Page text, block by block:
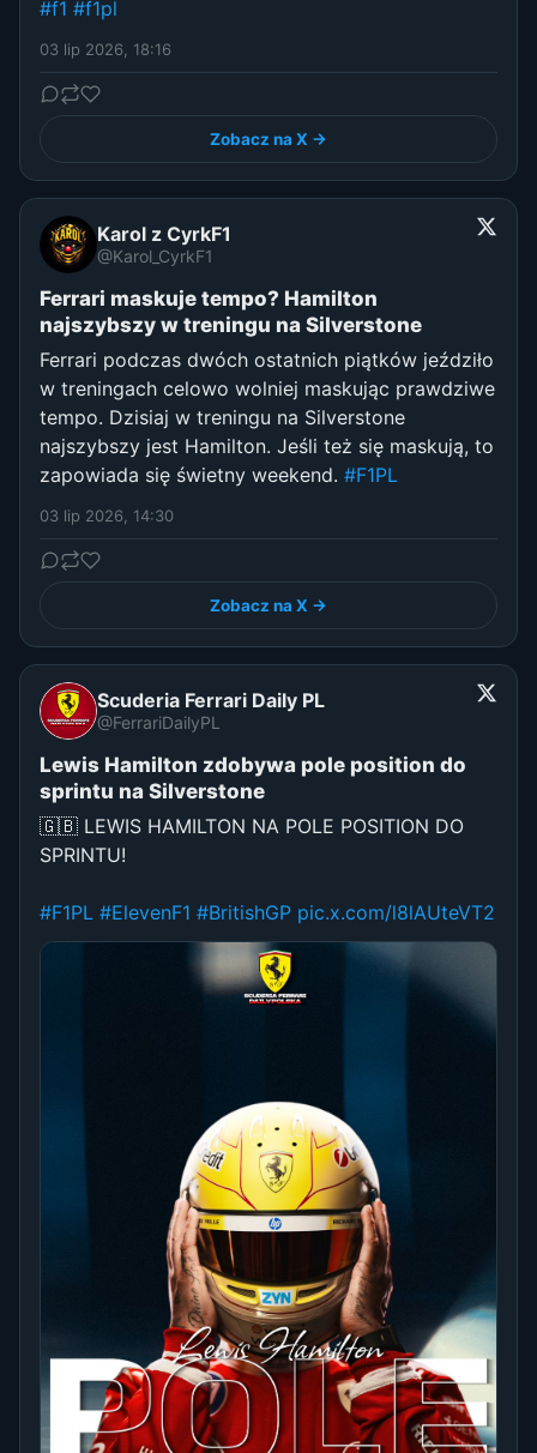
#f1 #f1pl
03 lip 2026, 18:16
Zobacz na X →
Karol z CyrkF1
@Karol_CyrkF1
Ferrari maskuje tempo? Hamilton
najszybszy w treningu na Silverstone
Ferrari podczas dwóch ostatnich piątków jeździło
w treningach celowo wolniej maskując prawdziwe
tempo. Dzisiaj w treningu na Silverstone
najszybszy jest Hamilton. Jeśli też się maskują, to
zapowiada się świetny weekend. #F1PL
03 lip 2026, 14:30
Zobacz na X →
Scuderia Ferrari Daily PL
@FerrariDailyPL
Lewis Hamilton zdobywa pole position do
sprintu na Silverstone
🇬🇧 LEWIS HAMILTON NA POLE POSITION DO
SPRINTU!
#F1PL #ElevenF1 #BritishGP pic.x.com/l8lAUteVT2